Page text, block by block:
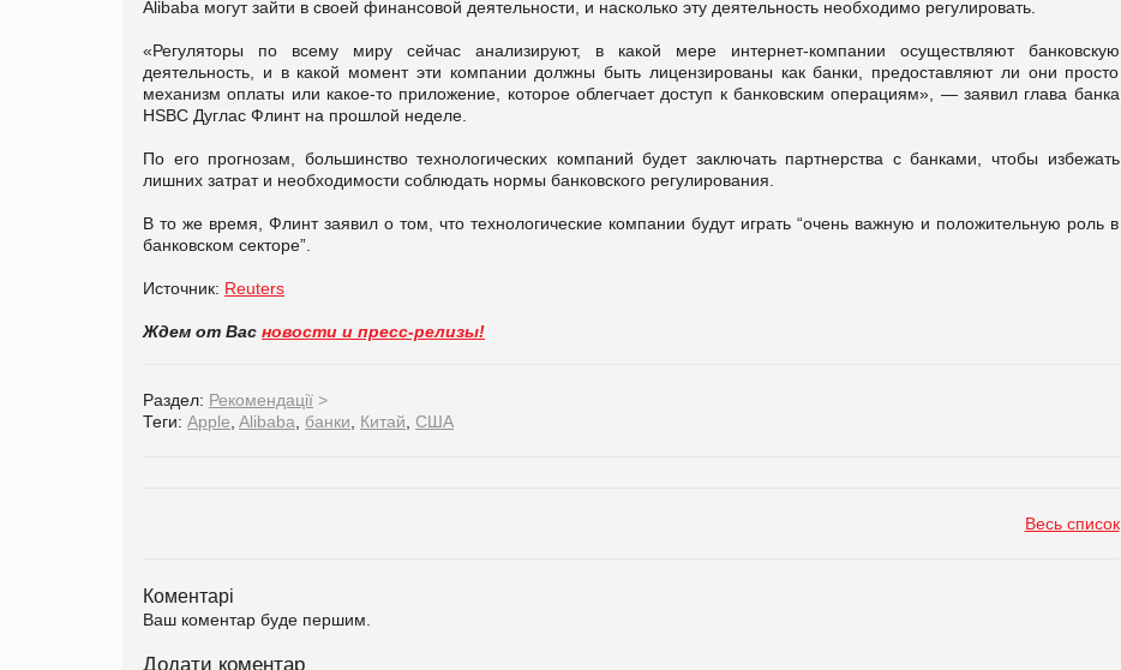
Alibaba могут зайти в своей финансовой деятельности, и насколько эту деятельность необходимо регулировать.
«Регуляторы по всему миру сейчас анализируют, в какой мере интернет-компании осуществляют банковскую
деятельность, и в какой момент эти компании должны быть лицензированы как банки, предоставляют ли они просто
механизм оплаты или какое-то приложение, которое облегчает доступ к банковским операциям», — заявил глава банка
HSBC Дуглас Флинт на прошлой неделе.
По его прогнозам, большинство технологических компаний будет заключать партнерства с банками, чтобы избежать
лишних затрат и необходимости соблюдать нормы банковского регулирования.
В то же время, Флинт заявил о том, что технологические компании будут играть “очень важную и положительную роль в
банковском секторе”.
Источник: Reuters
Ждем от Вас новости и пресс-релизы!
Раздел: Рекомендації >
Теги: Apple Alibaba банки Китай США
Весь список
Коментарі
Ваш коментар буде першим.
Додати коментар